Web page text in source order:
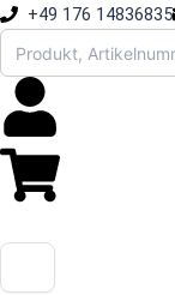
Zum
springen
+49 176 14836835